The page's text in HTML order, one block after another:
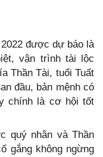
được dự báo là
vận trình tài lộc
Thần Tài, tuổi Tuất
đầu, bản mệnh có
chính là cơ hội tốt
quý nhân và Thần
gắng không ngừng